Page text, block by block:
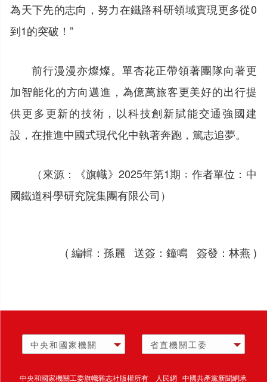
為天下先的志向，努力在鐵路科研領域實現更多從0
到1的突破！”
前行漫漫亦燦燦。單杏花正帶領著團隊向著更
加智能化的方向邁進，為億萬旅客更美好的出行提
供更多更新的技術，以科技創新賦能交通強國建
設，在推進中國式現代化中執著奔跑，篤志追夢。
（來源：《旗幟》2025年第1期﹔作者單位：中
國鐵道科學研究院集團有限公司）
( 編輯：孫麗 送簽：鐘鳴 簽發：林燕 )
中央和國家機關 省直機關工委
中央和國家機關工委旗幟雜志社版權所有 人民網 中國共產黨新聞網承